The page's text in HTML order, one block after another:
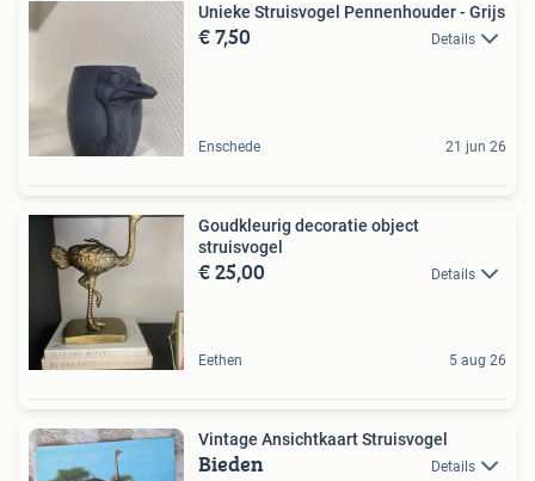
Unieke Struisvogel Pennenhouder - Grijs
€ 7,50 Details
Enschede 21 jun 26
Goudkleurig decoratie object
struisvogel
€ 25,00 Details
Eethen 5 aug 26
Vintage Ansichtkaart Struisvogel
Bieden Details